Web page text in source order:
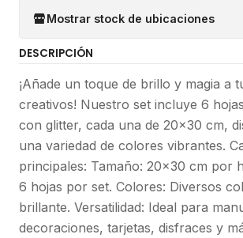
Mostrar stock de ubicaciones
DESCRIPCIÓN
¡Añade un toque de brillo y magia a
creativos! Nuestro set incluye 6
con glitter, cada una de 20x30 cm,
una variedad de colores vibrantes.
principales: Tamaño: 20x30 cm por
6 hojas por set. Colores: Diversos
brillante. Versatilidad: Ideal para
decoraciones, tarjetas, disfraces y